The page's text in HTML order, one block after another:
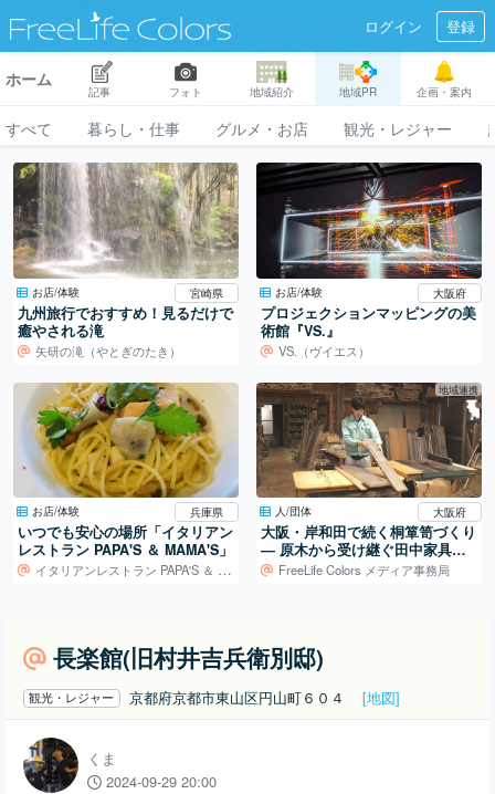
ログイン 登録
ホーム
記事 フォト 地域紹介 地域PR 企画・案内
すべて 暮らし・仕事 グルメ・お店 観光・レジャー
お店/体験 宮崎県
九州旅行でおすすめ！見るだけで
癒やされる滝
矢研の滝（やとぎのたき）
お店/体験 大阪府
プロジェクションマッピングの美
術館『VS.』
VS.（ヴイエス）
お店/体験 兵庫県
いつでも安心の場所「イタリアン
レストラン PAPA'S ＆ MAMA'S」
イタリアンレストラン PAPA'S ＆ MAMA'S
地域連携
人/団体 大阪府
大阪・岸和田で続く桐箪笥づくり
― 原木から受け継ぐ田中家具製
作所の仕事
FreeLife Colors メディア事務局
長楽館(旧村井吉兵衛別邸)
観光・レジャー 京都府京都市東山区円山町６０４ [地図]
くま
2024-09-29 20:00